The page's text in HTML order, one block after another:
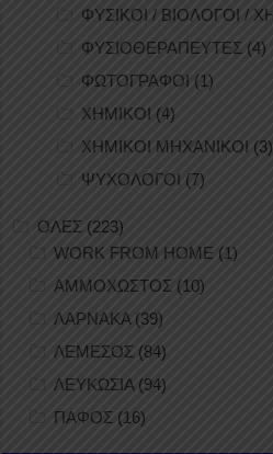
ΦΥΣΙΚΟΙ / ΒΙΟΛΟΓΟΙ /
ΦΥΣΙΟΘΕΡΑΠΕΥΤΕΣ (4)
ΦΩΤΟΓΡΑΦΟΙ (1)
ΧΗΜΙΚΟΙ (4)
ΧΗΜΙΚΟΙ ΜΗΧΑΝΙΚΟΙ (3)
ΨΥΧΟΛΟΓΟΙ (7)
ΟΛΕΣ (223)
WORK FROM HOME (1)
ΑΜΜΟΧΩΣΤΟΣ (10)
ΛΑΡΝΑΚΑ(39)
ΛΕΜΕΣΟΣ (84)
ΛΕΥΚΩΣΙΑ(94)
ΠΑΦΟΣ (16)